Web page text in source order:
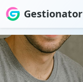
Gestionator